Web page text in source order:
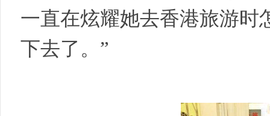
一直在炫耀她去香港旅游时
下去了。”